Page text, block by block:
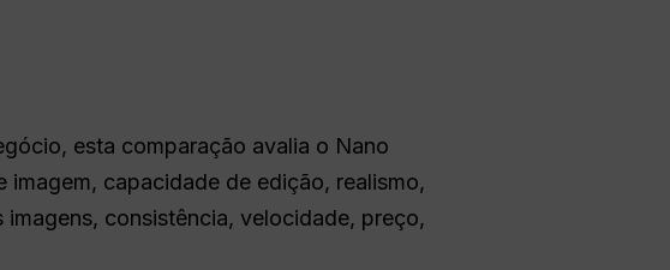
esta comparação avalia o Nano
imagem, capacidade de edição, realismo,
consistência, velocidade, preço,